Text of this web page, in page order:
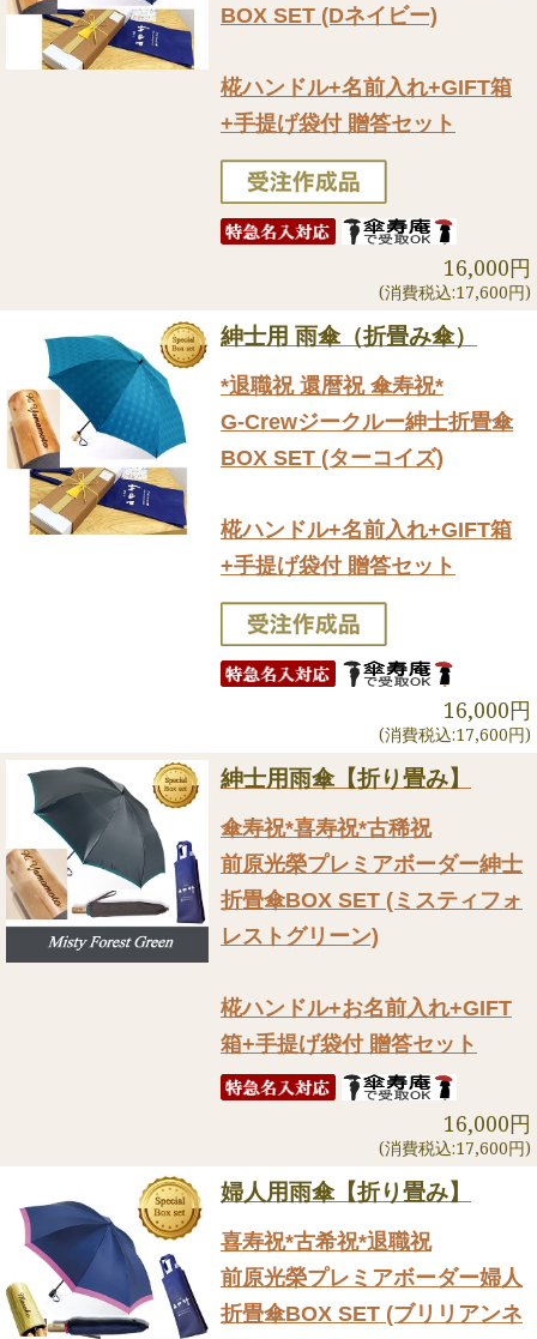
BOX SET (Dネイビー)
椛ハンドル+名前入れ+GIFT箱
+手提げ袋付 贈答セット
16,000円
(消費税込:17,600円)
紳士用 雨傘（折畳み傘）
*退職祝 還暦祝 傘寿祝*
G-Crewジークルー紳士折畳傘
BOX SET (ターコイズ)
椛ハンドル+名前入れ+GIFT箱
+手提げ袋付 贈答セット
16,000円
(消費税込:17,600円)
紳士用雨傘【折り畳み】
傘寿祝*喜寿祝*古稀祝
前原光榮プレミアボーダー紳士
折畳傘BOX SET (ミスティフォ
レストグリーン)
椛ハンドル+お名前入れ+GIFT
箱+手提げ袋付 贈答セット
16,000円
(消費税込:17,600円)
婦人用雨傘【折り畳み】
喜寿祝*古希祝*退職祝
前原光榮プレミアボーダー婦人
折畳傘BOX SET (ブリリアンネ